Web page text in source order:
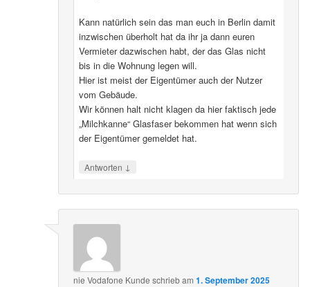
Kann natürlich sein das man euch in Berlin damit
inzwischen überholt hat da ihr ja dann euren
Vermieter dazwischen habt, der das Glas nicht
bis in die Wohnung legen will.
Hier ist meist der Eigentümer auch der Nutzer
vom Gebäude.
Wir können halt nicht klagen da hier faktisch jede
„Milchkanne“ Glasfaser bekommen hat wenn sich
der Eigentümer gemeldet hat.
Antworten ↓
nie Vodafone Kunde schriebam1. September 2025